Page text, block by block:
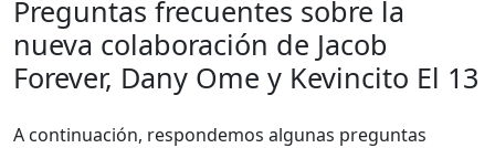
Preguntas frecuentes sobre la
nueva colaboración de Jacob
Forever, Dany Ome y Kevincito El 13
A continuación, respondemos algunas preguntas